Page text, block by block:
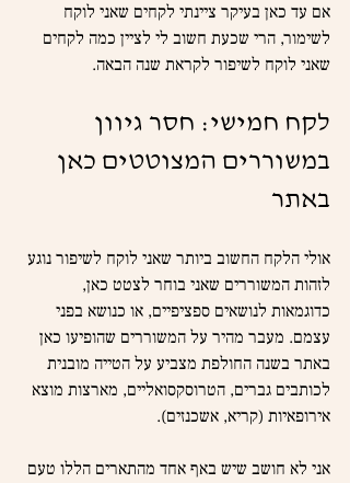
אם עד כאן בעיקר ציינתי לקחים שאני לוקח
לשימור, הרי שכעת חשוב לי לציין כמה לקחים
שאני לוקח לשיפור לקראת שנה הבאה.
לקח חמישי: חסר גיוון
במשוררים המצוטטים כאן
באתר
אולי הלקח החשוב ביותר שאני לוקח לשיפור נוגע
לזהות המשוררים שאני בוחר לצטט כאן,
כדוגמאות לנושאים ספציפיים, או כנושא בפני
עצמם. מעבר מהיר על המשוררים שהופיעו כאן
באתר בשנה החולפת מצביע על הטייה מובנית
לכותבים גברים, הטרוסקסואליים, מארצות מוצא
אירופאיות (קריא, אשכנזים).
אני לא חושב שיש באף אחד מהתארים הללו טעם